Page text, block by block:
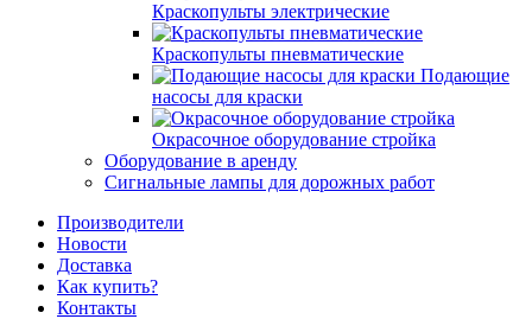
Краскопульты электрические
Краскопульты пневматические
Подающие
насосы для краски
Окрасочное оборудование стройка
Оборудование в аренду
Сигнальные лампы для дорожных работ
Производители
Новости
Доставка
Как купить?
Контакты